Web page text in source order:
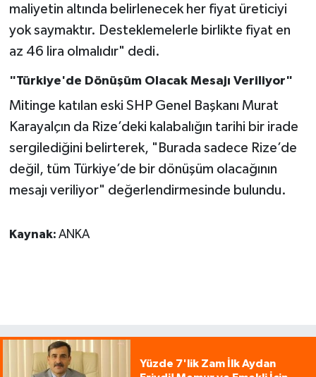
maliyetin altında belirlenecek her fiyat üreticiyi
yok saymaktır. Desteklemelerle birlikte fiyat en
az 46 lira olmalıdır" dedi.
"Türkiye'de Dönüşüm Olacak Mesajı Veriliyor"
Mitinge katılan eski SHP Genel Başkanı Murat
Karayalçın da Rize’deki kalabalığın tarihi bir irade
sergilediğini belirterek, "Burada sadece Rize’de
değil, tüm Türkiye’de bir dönüşüm olacağının
mesajı veriliyor" değerlendirmesinde bulundu.
Kaynak: ANKA
Yüzde 7'lik Zam İlk Aydan